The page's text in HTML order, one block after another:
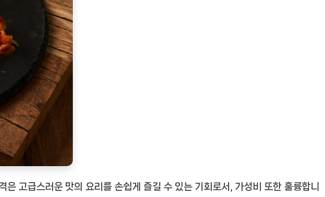
고급스러운 맛의 요리를 손쉽게 즐길 수 있는 기회로서, 가성비 또한 훌륭합니